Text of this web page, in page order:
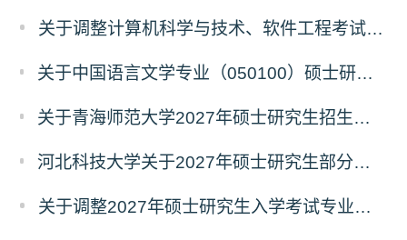
关于调整计算机科学与技术、软件工程考试科目的公告
关于中国语言文学专业（050100）硕士研究生招生考试（初试）自命题科目变更的通知
关于青海师范大学2027年硕士研究生招生生物学、生态学专业考试科目调整的通知
河北科技大学关于2027年硕士研究生部分招生专业及初试自命题科目调整的公告
关于调整2027年硕士研究生入学考试专业初试科目的通知